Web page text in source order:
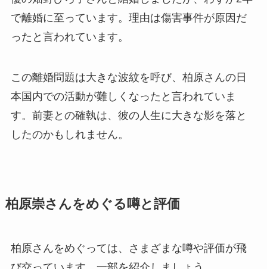
で離婚に至っています。理由は傷害事件が原因だ
ったと言われています。
この離婚問題は大きな波紋を呼び、柏原さんの日
本国内での活動が難しくなったと言われていま
す。前妻との確執は、彼の人生に大きな影を落と
したのかもしれません。
柏原崇さんをめぐる噂と評価
柏原さんをめぐっては、さまざまな噂や評価が飛